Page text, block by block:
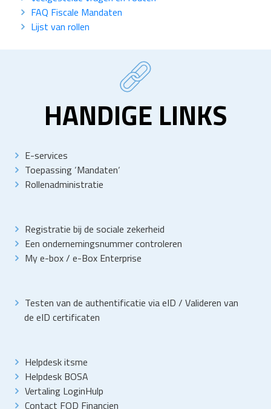
FAQ Fiscale Mandaten
Lijst van rollen
HANDIGE LINKS
E-services
Toepassing ‘Mandaten‘
Rollenadministratie
Registratie bij de sociale zekerheid
Een ondernemingsnummer controleren
My e-box/ e-Box Enterprise
Testen van de authentificatie via eID / Valideren van
de eID certificaten
Helpdesk itsme
Helpdesk BOSA
Vertaling LoginHulp
Contact FOD Financien